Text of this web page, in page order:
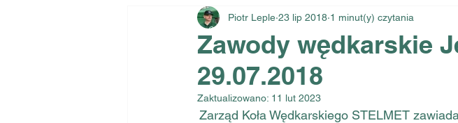
Zawody wędkarskie
29.07.2018
Piotr Leple 23 lip 2018 1 minut(y) czytania
Zaktualizowano: 11 lut 2023
Zarząd Koła Wędkarskiego STELMET